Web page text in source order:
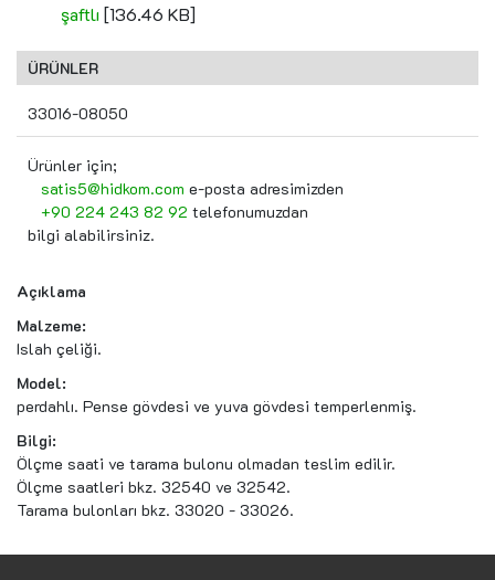
şaftlı [136.46 KB]
ÜRÜNLER
33016-08050
Ürünler için;
satis5@hidkom.com e-posta adresimizden
+90 224 243 82 92 telefonumuzdan
bilgi alabilirsiniz.
Açıklama
Malzeme:
Islah çeliği.
Model:
perdahlı. Pense gövdesi ve yuva gövdesi temperlenmiş.
Bilgi:
Ölçme saati ve tarama bulonu olmadan teslim edilir.
Ölçme saatleri bkz. 32540 ve 32542.
Tarama bulonları bkz. 33020 - 33026.